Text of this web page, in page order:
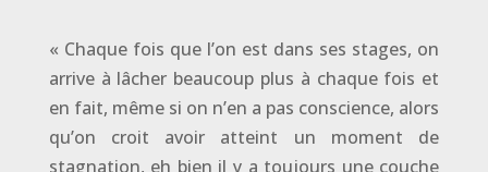
« Chaque fois que l’on est dans ses stages, on
arrive à lâcher beaucoup plus à chaque fois et
en fait, même si on n’en a pas conscience, alors
qu’on croit avoir atteint un moment de
stagnation, eh bien il y a toujours une couche